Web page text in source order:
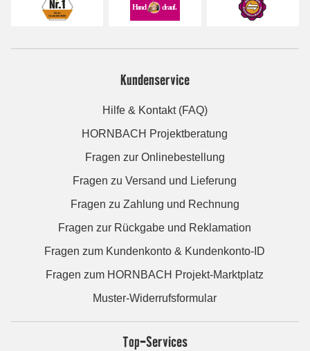
Kundenservice
Hilfe & Kontakt (FAQ)
HORNBACH Projektberatung
Fragen zur Onlinebestellung
Fragen zu Versand und Lieferung
Fragen zu Zahlung und Rechnung
Fragen zur Rückgabe und Reklamation
Fragen zum Kundenkonto & Kundenkonto-ID
Fragen zum HORNBACH Projekt-Marktplatz
Muster-Widerrufsformular
Top-Services